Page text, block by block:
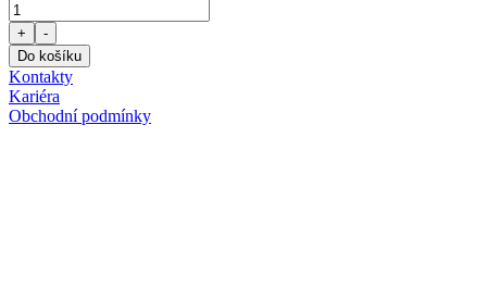
+
-
Do košíku
Kontakty
Kariéra
Obchodní podmínky